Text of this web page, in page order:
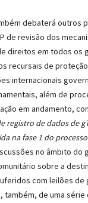
debaterá outros
de revisão dos
direitos em todos os
recursais de
internacionais
além de
em andamento,
registro de dados de
na fase 1 do processo
no âmbito do
sobre a
com leilões de
também, de uma série